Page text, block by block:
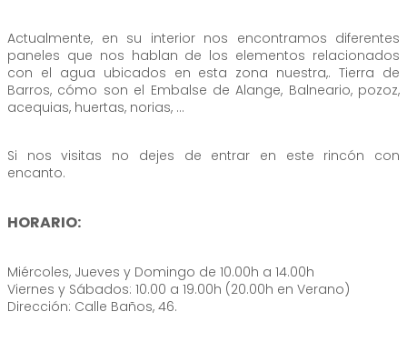
Actualmente, en su interior nos encontramos diferentes
paneles que nos hablan de los elementos relacionados
con el agua ubicados en esta zona nuestra,. Tierra de
Barros, cómo son el Embalse de Alange, Balneario, pozoz,
acequias, huertas, norias, …
Si nos visitas no dejes de entrar en este rincón con
encanto.
HORARIO:
Miércoles, Jueves y Domingo de 10.00h a 14.00h
Viernes y Sábados: 10.00 a 19.00h (20.00h en Verano)
Dirección: Calle Baños, 46.